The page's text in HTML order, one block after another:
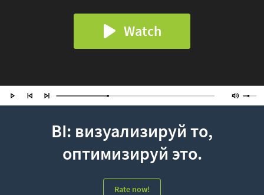
Watch
BI: визуализируй то,
оптимизируй это.
Rate now!